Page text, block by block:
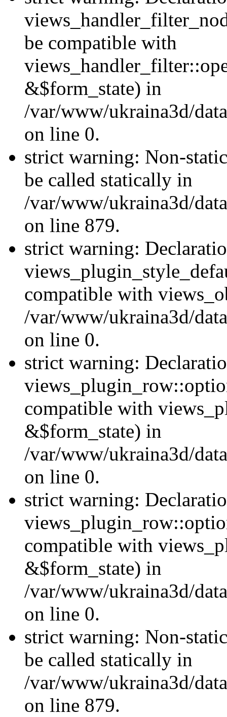
be compatible with
&$form_state) in
/var/www/ukraina3d/
on line 0.
strict warning: Non-
be called statically in
/var/www/ukraina3d/
on line 879.
strict warning:
compatible with
/var/www/ukraina3d/
on line 0.
strict warning:
compatible with
&$form_state) in
/var/www/ukraina3d/
on line 0.
strict warning:
compatible with
&$form_state) in
/var/www/ukraina3d/
on line 0.
strict warning: Non-
be called statically in
/var/www/ukraina3d/
on line 879.